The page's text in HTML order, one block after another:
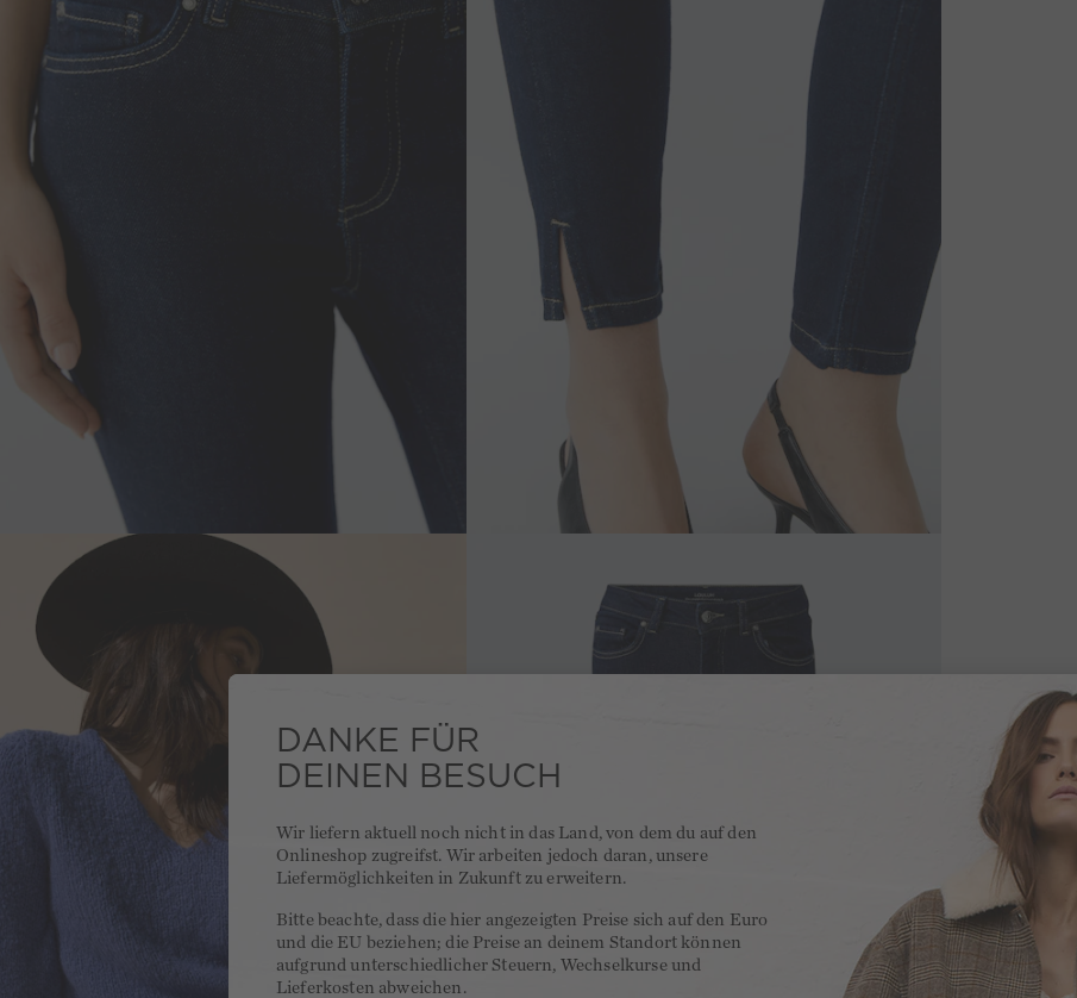
DANKE FÜR
DEINEN BESUCH
Wir liefern aktuell noch nicht in das Land, von dem du auf den
Onlineshop zugreifst. Wir arbeiten jedoch daran, unsere
Liefermöglichkeiten in Zukunft zu erweitern.
Bitte beachte, dass die hier angezeigten Preise sich auf den Euro
und die EU beziehen; die Preise an deinem Standort können
aufgrund unterschiedlicher Steuern, Wechselkurse und
Lieferkosten abweichen.